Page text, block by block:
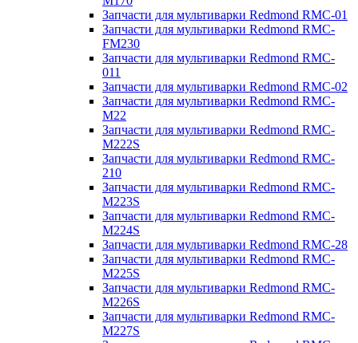
Запчасти для мультиварки Redmond RMC-01
Запчасти для мультиварки Redmond RMC-
FM230
Запчасти для мультиварки Redmond RMC-
011
Запчасти для мультиварки Redmond RMC-02
Запчасти для мультиварки Redmond RMC-
M22
Запчасти для мультиварки Redmond RMC-
M222S
Запчасти для мультиварки Redmond RMC-
210
Запчасти для мультиварки Redmond RMC-
M223S
Запчасти для мультиварки Redmond RMC-
M224S
Запчасти для мультиварки Redmond RMC-28
Запчасти для мультиварки Redmond RMC-
M225S
Запчасти для мультиварки Redmond RMC-
M226S
Запчасти для мультиварки Redmond RMC-
M227S